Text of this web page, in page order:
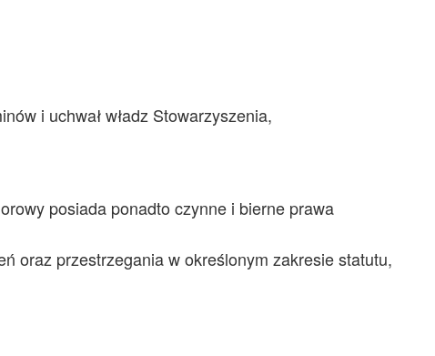
i uchwał władz Stowarzyszenia,
posiada ponadto czynne i bierne prawa
oraz przestrzegania w określonym zakresie statutu,